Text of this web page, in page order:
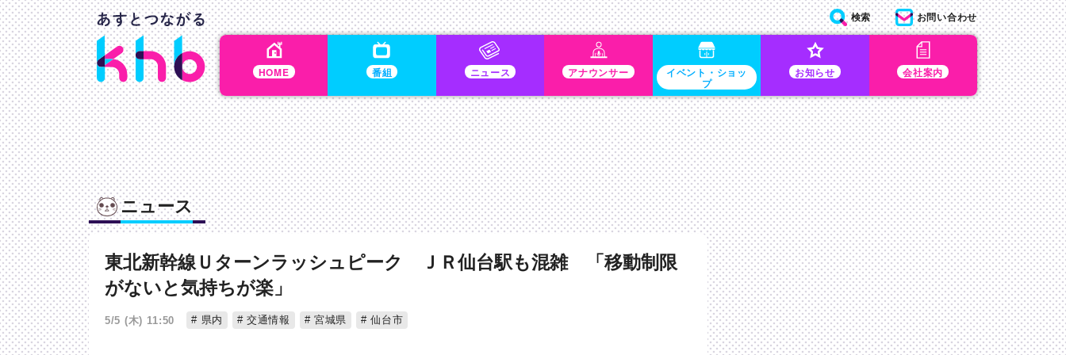
HOME 番組 ニュース アナウンサー イベント・ショッ
プ
お知らせ 会社案内
検索 お問い合わせ
ニュース
東北新幹線Ｕターンラッシュピーク ＪＲ仙台駅も混雑 「移動制限
がないと気持ちが楽」
5/5 (木) 11:50 県内 交通情報 宮城県 仙台市